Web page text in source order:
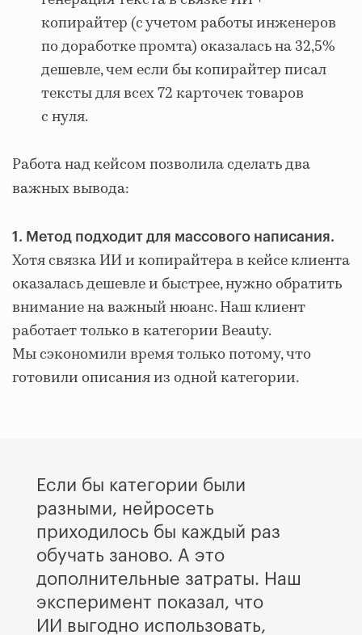
копирайтер (с учетом работы инженеров
по доработке промта) оказалась на 32,5%
дешевле, чем если бы копирайтер писал
тексты для всех 72 карточек товаров
с нуля.
Работа над кейсом позволила сделать два
важных вывода:
1. Метод подходит для массового написания.
Хотя связка ИИ и копирайтера в кейсе клиента
оказалась дешевле и быстрее, нужно обратить
внимание на важный нюанс. Наш клиент
работает только в категории Beauty.
Мы сэкономили время только потому, что
готовили описания из одной категории.
Если бы категории были
разными, нейросеть
приходилось бы каждый раз
обучать заново. А это
дополнительные затраты. Наш
эксперимент показал, что
ИИ выгодно использовать,